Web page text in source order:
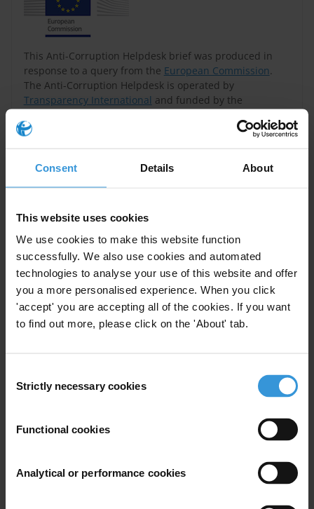
Consent Details About
This website uses cookies
We use cookies to make this website function
successfully. We also use cookies and automated
technologies to analyse your use of this website and offer
you a more personalised experience. When you click
'accept' you are accepting all of the cookies. If you want
to find out more, please click on the 'About' tab.
Selection
Strictly necessary cookies
Functional cookies
Analytical or performance cookies
This Anti-Corruption Helpdesk brief was produced in
response to a query from the European Commission.
The Anti-Corruption Helpdesk is operated by
Transparency International and funded by the
Nous souhaiterions avoir un aperçu de l’état de la
combattre.
Sommaire
1. Aperçu de la corruption au Bénin
2. Aperçu des efforts de lutte contre la corruption
3. Bibliographie
Depuis que Thomas Boni Yayi a été élu à la présidence
de la République en 2006 grâce à sa campagne anti-
corruption, le Bénin a initié de nombreuses réformes
juridiques et institutionnelles. Une nouvelle loi anti-
institutions anti-corruption ont été mises en place,